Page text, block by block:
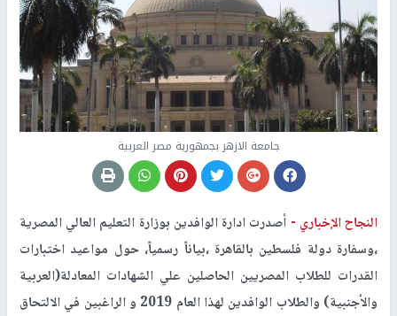
جامعة الازهر بجمهورية مصر العربية
النجاح الإخباري - أصدرت ادارة الوافدين بوزارة التعليم العالي المصرية
،وسفارة دولة فلسطين بالقاهرة ،بياناً رسمياً، حول مواعيد اختبارات
القدرات للطلاب المصريين الحاصلين علي الشهادات المعادلة(العربية
والأجنبية) والطلاب الوافدين لهذا العام 2019 و الراغبين في الالتحاق